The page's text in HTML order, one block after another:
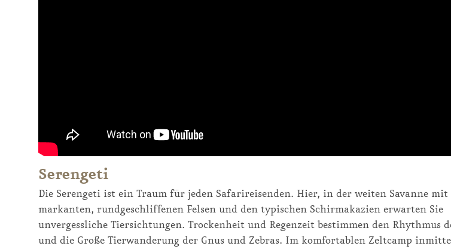
Serengeti
Die Serengeti ist ein Traum für jeden Safarireisenden. Hier, in der weiten Savanne mit
markanten, rundgeschliffenen Felsen und den typischen Schirmakazien erwarten Sie
unvergessliche Tiersichtungen. Trockenheit und Regenzeit bestimmen den Rhythmus
und die Große Tierwanderung der Gnus und Zebras. Im komfortablen Zeltcamp